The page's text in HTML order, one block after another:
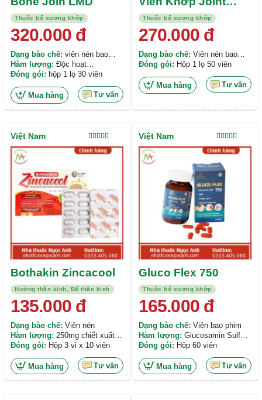
Thuốc bổ xương khớp
320.000đ
Dạng bào chế: viên nén bao
phim
Hàm lượng: Độc hoạt
(Angelicae pubescens) 700mg,
Khương hoạt (Notopterygium
incisium) 700mg, Đỗ trọng bắc
(Eucommia ulmoides) 600mg, Hy
bidentata) 600mg, Cẩu tích
toái bổ (Drynaria fortunei) 600mg,
Đương quy (Angelica sinensis)
400mg, Tục đoạn (Dipsacus
japonicus) 400mg, Tỳ giải
(Dioscorea tokoro Makino)
400mg, Đan sâm (Salvia
miltiorrhiza) 400mg, Tang ký sinh
(Herha Loranthi Gracifilolli)
300mg, Sinh địa (Rehmanniae
glutinosa) 300mg, Địa liền
(Kaempferia galanga) 300mg,
100mg, Methyl sulfonyl methane
60mg
Đóng gói: hộp 1 lọ 30 viên
Mua hàng Tư vấn
Thuốc bổ xương khớp
Care Bonemax
Glucosamin 1500
270.000đ
Dạng bào chế: Viên nén bao
phim
Đóng gói: Hộp 1 lọ 50 viên
Mua hàng Tư vấn
Hướng thần kinh, Bổ thần kinh
Bothakin Zincacool
Được xếp
hạng4.00
135.000đ
Dạng bào chế: Viên nén
Hàm lượng: 250mg chiết xuất
từ vỏ cây Liễu trắng. 60mg chiết
xuất Móng quỷ. 40mg cao Hy
thiêm. 60mg Fursultiamine.
50mg bột Địa liền. 10mg Vitamin
Đóng gói: Hộp 3 vỉ x 10 viên
Mua hàng Tư vấn
Việt Nam
Thuốc bổ xương khớp
Gluco Flex 750
Được xếp
hạng4.50
5 sao
165.000đ
Dạng bào chế: Viên bao phim
Hàm lượng: Glucosamin Sulfat
750mg, MSM 100mg,
Chondroitin Sulfat natri 80%
50mg,...
Đóng gói: Hộp 60 viên
Mua hàng Tư vấn
Việt Nam